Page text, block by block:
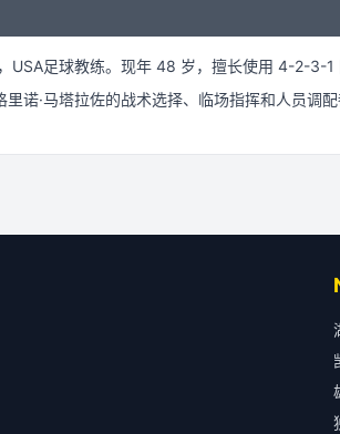
， USA足球教练。 现年 48 岁， 擅长使用 4-2-3-1
里诺·马塔拉佐的战术选择、临场指挥和人员调